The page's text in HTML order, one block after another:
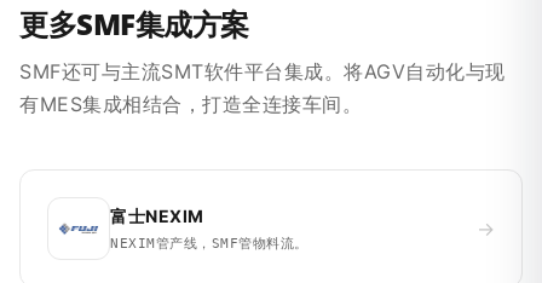
更多SMF集成方案
SMF还可与主流SMT软件平台集成。将AGV自动化与现
有MES集成相结合，打造全连接车间。
富士NEXIM
NEXIM管产线，SMF管物料流。
→